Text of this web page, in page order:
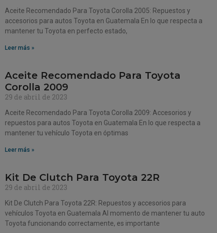
Aceite Recomendado Para Toyota Corolla 2005: Repuestos y
accesorios para autos Toyota en Guatemala En lo que respecta a
mantener tu Toyota en perfecto estado,
Leer más »
Aceite Recomendado Para Toyota
Corolla 2009
29 de abril de 2023
Aceite Recomendado Para Toyota Corolla 2009: Accesorios y
repuestos para autos Toyota en Guatemala En lo que respecta a
mantener tu vehículo Toyota en óptimas
Leer más »
Kit De Clutch Para Toyota 22R
29 de abril de 2023
Kit De Clutch Para Toyota 22R: Repuestos y accesorios para
vehículos Toyota en Guatemala Al momento de mantener tu auto
Toyota funcionando correctamente, es importante